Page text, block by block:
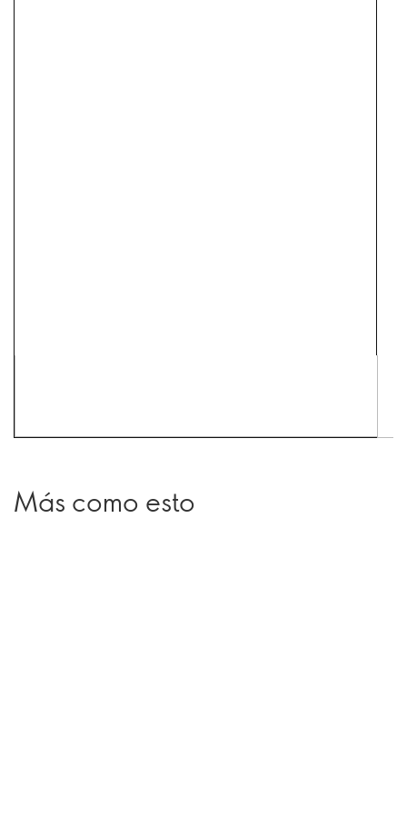
Más como esto